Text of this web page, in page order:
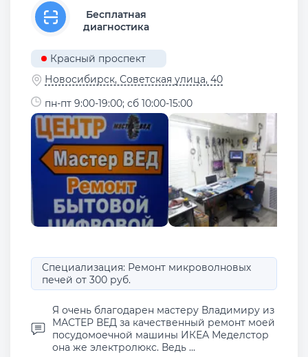
Бесплатная
диагностика
Красный проспект
Новосибирск, Советская улица, 40
пн-пт 9:00-19:00; сб 10:00-15:00
Специализация: Ремонт микроволновых
печей от 300 руб.
Я очень благодарен мастеру Владимиру из
МАСТЕР ВЕД за качественный ремонт моей
посудомоечной машины ИКЕА Меделстор
она же электролюкс. Ведь ...